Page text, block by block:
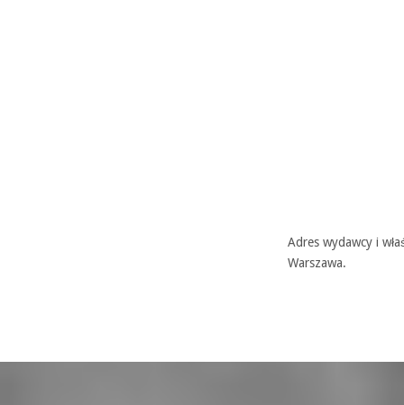
Adres wydawcy i
Warszawa.